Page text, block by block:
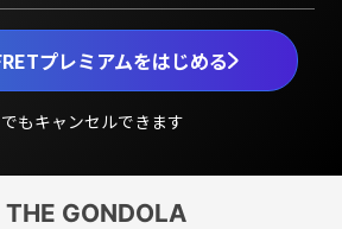
プレミアムをはじめる
もキャンセルできます
THE GONDOLA